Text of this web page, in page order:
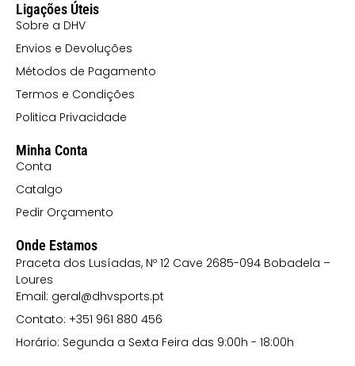
Ligações Úteis
Sobre a DHV
Envios e Devoluções
Métodos de Pagamento
Termos e Condições
Politica Privacidade
Minha Conta
Conta
Catalgo
Pedir Orçamento
Onde Estamos
Praceta dos Lusíadas, Nº 12 Cave 2685-094 Bobadela –
Loures
Email: geral@dhvsports.pt
Contato: +351 961 880 456
Horário: Segunda a Sexta Feira das 9:00h - 18:00h